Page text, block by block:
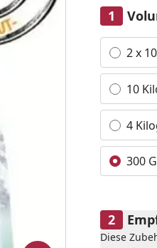
Alle 2 x
10
4
300
Diese